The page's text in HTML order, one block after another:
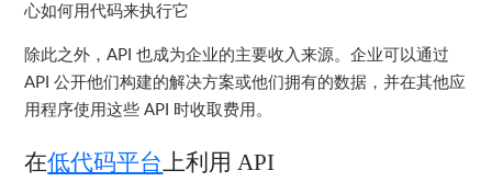
心如何用代码来执行它
除此之外，API也成为企业的主要收入来源。企业可以通过
API公开他们构建的解决方案或他们拥有的数据，并在其他应
用程序使用这些 API 时收取费用。
在低代码平台上利用 API